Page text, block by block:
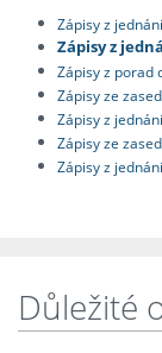
Zápisy z
Zápisy z
Zápisy z porad
Zápisy ze
Zápisy z
Zápisy ze
Zápisy z
Důležité